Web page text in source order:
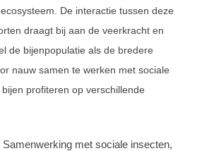
De interactie tussen deze
draagt bij aan de veerkracht en
de bijenpopulatie als de bredere
nauw samen te werken met sociale
profiteren op verschillende
Samenwerking met sociale insecten,